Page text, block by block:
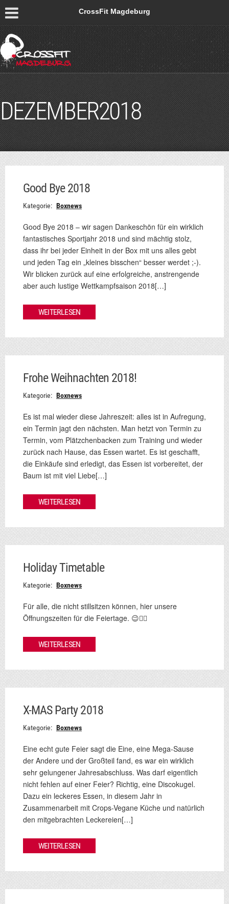
CrossFit Magdeburg
DEZEMBER2018
Good Bye 2018
Kategorie: Boxnews
Good Bye 2018 – wir sagen Dankeschön für ein wirklich
fantastisches Sportjahr 2018 und sind mächtig stolz,
dass ihr bei jeder Einheit in der Box mit uns alles gebt
und jeden Tag ein „kleines bisschen“ besser werdet ;-).
Wir blicken zurück auf eine erfolgreiche, anstrengende
aber auch lustige Wettkampfsaison 2018[…]
WEITERLESEN
Frohe Weihnachten 2018!
Kategorie: Boxnews
Es ist mal wieder diese Jahreszeit: alles ist in Aufregung,
ein Termin jagt den nächsten. Man hetzt von Termin zu
Termin, vom Plätzchenbacken zum Training und wieder
zurück nach Hause, das Essen wartet. Es ist geschafft,
die Einkäufe sind erledigt, das Essen ist vorbereitet, der
Baum ist mit viel Liebe[…]
WEITERLESEN
Holiday Timetable
Kategorie: Boxnews
Für alle, die nicht stillsitzen können, hier unsere
Öffnungszeiten für die Feiertage. 😉🏋️‍♂️
WEITERLESEN
X-MAS Party 2018
Kategorie: Boxnews
Eine echt gute Feier sagt die Eine, eine Mega-Sause
der Andere und der Großteil fand, es war ein wirklich
sehr gelungener Jahresabschluss. Was darf eigentlich
nicht fehlen auf einer Feier? Richtig, eine Discokugel.
Dazu ein leckeres Essen, in diesem Jahr in
Zusammenarbeit mit Crops-Vegane Küche und natürlich
den mitgebrachten Leckereien[…]
WEITERLESEN